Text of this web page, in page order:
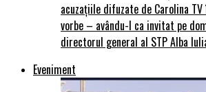
acuzațiile difuzate de Carolina TV
vorbe – avându-l ca invitat pe
directorul general al STP Alba
Eveniment